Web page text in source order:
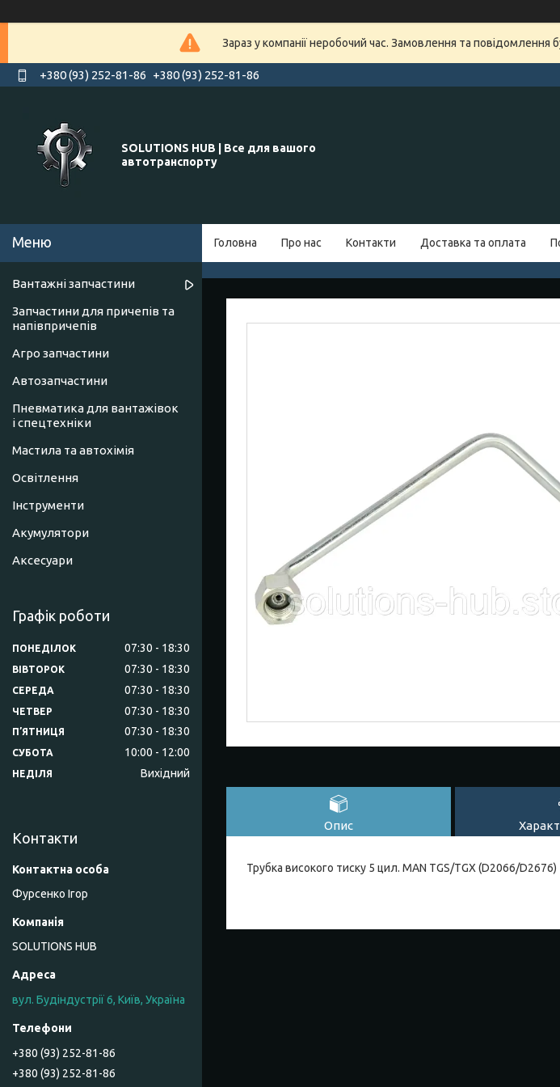
Зараз у компанії неробочий час. Замовлення та
+380 (93) 252-81-86 +380 (93) 252-81-86
SOLUTIONS HUB | Все для вашого
автотранспорту
Головна Про нас Контакти Доставка та оплата
Опис
Трубка високого тиску 5 цил. MAN TGS/TGX (D2066/D2676)
Вантажні запчастини
Запчастини для причепів та
напівпричепів
Агро запчастини
Автозапчастини
Пневматика для вантажівок
і спецтехніки
Мастила та автохімія
Освітлення
Інструменти
Акумулятори
Аксесуари
Графік роботи
ПОНЕДІЛОК 07:30 18:30
ВІВТОРОК 07:30 18:30
СЕРЕДА 07:30 18:30
ЧЕТВЕР 07:30 18:30
ПʼЯТНИЦЯ 07:30 18:30
СУБОТА 10:00 12:00
НЕДІЛЯ Вихідний
Контакти
Фурсенко Ігор
SOLUTIONS HUB
вул. Будіндустрії 6, Київ, Україна
+380 (93) 252-81-86
+380 (93) 252-81-86